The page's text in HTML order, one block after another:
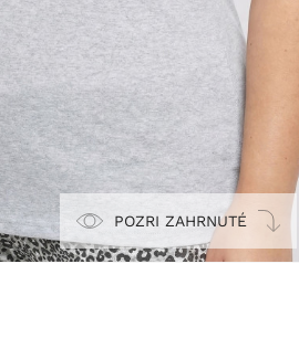
POZRI ZAHRNUTÉ